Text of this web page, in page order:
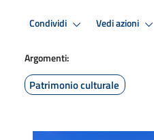
Condividi Vedi azioni
Argomenti:
Patrimonio culturale